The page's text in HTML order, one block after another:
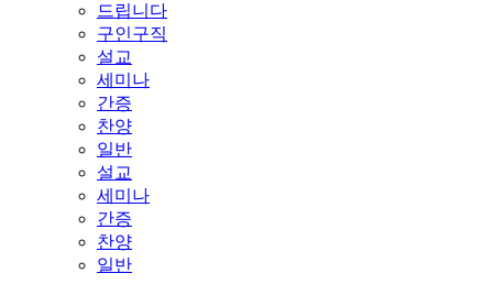
드립니다
구인구직
설교
세미나
간증
찬양
일반
설교
세미나
간증
찬양
일반